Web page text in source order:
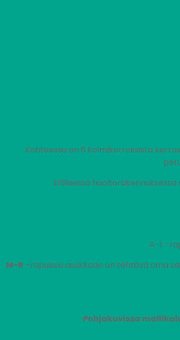
Kohteessa on 6 kolmikerroksista
Erillisessä
A-L -
M-R -rapuissa asukkaan on tehtävä oma
Pohjakuvissa